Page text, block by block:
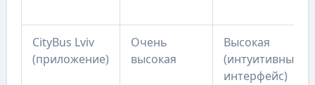
CityBus Lviv
(приложение)
Очень
высокая
Высокая
(интуитивный
интерфейс)